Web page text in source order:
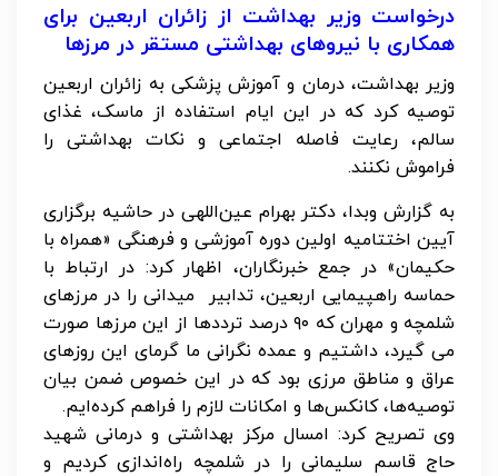
درخواست وزیر بهداشت از زائران اربعین برای
همکاری با نیروهای بهداشتی مستقر در مرزها
وزیر بهداشت، درمان و آموزش پزشکی به زائران اربعین
توصیه کرد که در این ایام استفاده از ماسک، غذای
سالم، رعایت فاصله اجتماعی و نکات بهداشتی را
فراموش نکنند.
به گزارش وبدا، دکتر بهرام عین‌اللهی در حاشیه برگزاری
آیین اختتامیه اولین دوره آموزشی و فرهنگی «همراه با
حکیمان» در جمع خبرنگاران، اظهار کرد: در ارتباط با
حماسه راهپیمایی اربعین، تدابیر میدانی را در مرزهای
شلمچه و مهران که ۹۰ درصد ترددها از این مرزها صورت
می گیرد، داشتیم و عمده نگرانی ما گرمای این روزهای
عراق و مناطق مرزی بود که در این خصوص ضمن بیان
توصیه‌ها، کانکس‌ها و امکانات لازم را فراهم کرده‌ایم.
وی تصریح کرد: امسال مرکز بهداشتی و درمانی شهید
حاج قاسم سلیمانی را در شلمچه راه‌اندازی کردیم و